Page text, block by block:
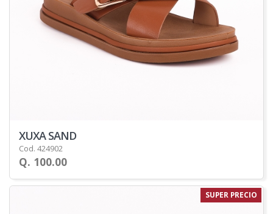
XUXA SAND
Cod. 424902
Q. 100.00
SUPER PRECIO